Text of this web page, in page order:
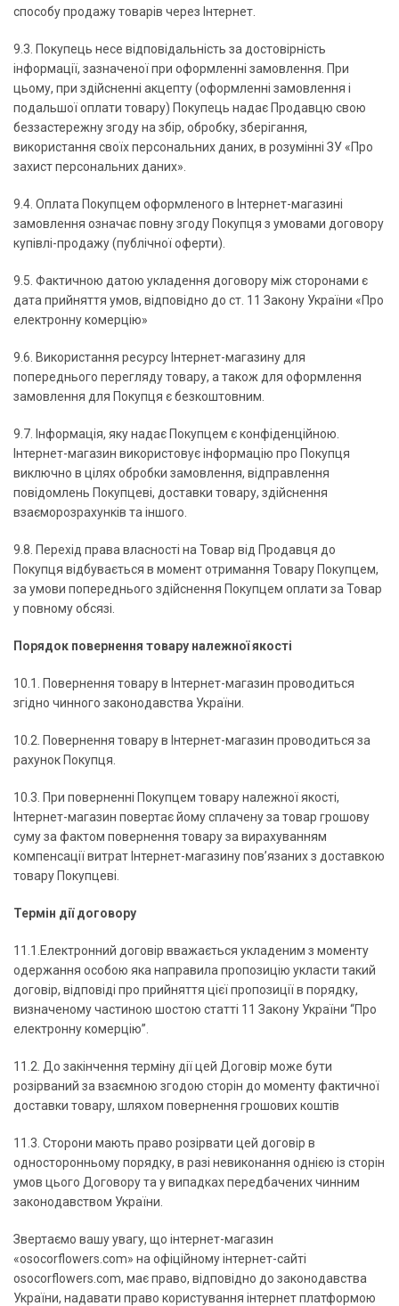
способу продажу товарів через Інтернет.
9.3. Покупець несе відповідальність за достовірність
інформації, зазначеної при оформленні замовлення. При
цьому, при здійсненні акцепту (оформленні замовлення і
подальшої оплати товару) Покупець надає Продавцю свою
беззастережну згоду на збір, обробку, зберігання,
використання своїх персональних даних, в розумінні ЗУ «Про
захист персональних даних».
9.4. Оплата Покупцем оформленого в Інтернет-магазині
замовлення означає повну згоду Покупця з умовами договору
купівлі-продажу (публічної оферти).
9.5. Фактичною датою укладення договору між сторонами є
дата прийняття умов, відповідно до ст. 11 Закону України «Про
електронну комерцію»
9.6. Використання ресурсу Інтернет-магазину для
попереднього перегляду товару, а також для оформлення
замовлення для Покупця є безкоштовним.
9.7. Інформація, яку надає Покупцем є конфіденційною.
Інтернет-магазин використовує інформацію про Покупця
виключно в цілях обробки замовлення, відправлення
повідомлень Покупцеві, доставки товару, здійснення
взаєморозрахунків та іншого.
9.8. Перехід права власності на Товар від Продавця до
Покупця відбувається в момент отримання Товару Покупцем,
за умови попереднього здійснення Покупцем оплати за Товар
у повному обсязі.
Порядок повернення товару належної якості
10.1. Повернення товару в Інтернет-магазин проводиться
згідно чинного законодавства України.
10.2. Повернення товару в Інтернет-магазин проводиться за
рахунок Покупця.
10.3. При поверненні Покупцем товару належної якості,
Інтернет-магазин повертає йому сплачену за товар грошову
суму за фактом повернення товару за вирахуванням
компенсації витрат Інтернет-магазину пов’язаних з доставкою
товару Покупцеві.
Термін дії договору
11.1.Електронний договір вважається укладеним з моменту
одержання особою яка направила пропозицію укласти такий
договір, відповіді про прийняття цієї пропозиції в порядку,
визначеному частиною шостою статті 11 Закону України “Про
електронну комерцію”.
11.2. До закінчення терміну дії цей Договір може бути
розірваний за взаємною згодою сторін до моменту фактичної
доставки товару, шляхом повернення грошових коштів
11.3. Сторони мають право розірвати цей договір в
односторонньому порядку, в разі невиконання однією із сторін
умов цього Договору та у випадках передбачених чинним
законодавством України.
Звертаємо вашу увагу, що інтернет-магазин
«osocorflowers.com» на офіційному інтернет-сайті
osocorflowers.com, має право, відповідно до законодавства
України, надавати право користування інтернет платформою